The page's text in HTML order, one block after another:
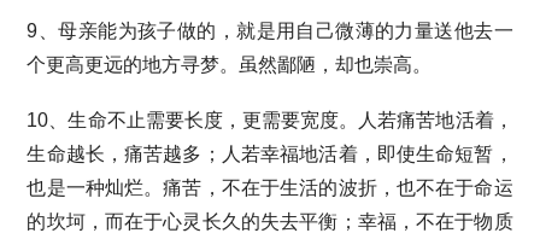
9、母亲能为孩子做的，就是用自己微薄的力量送他去一
个更高更远的地方寻梦。虽然鄙陋，却也崇高。
10、生命不止需要长度，更需要宽度。人若痛苦地活着，
生命越长，痛苦越多；人若幸福地活着，即使生命短暂，
也是一种灿烂。痛苦，不在于生活的波折，也不在于命运
的坎坷，而在于心灵长久的失去平衡；幸福，不在于物质